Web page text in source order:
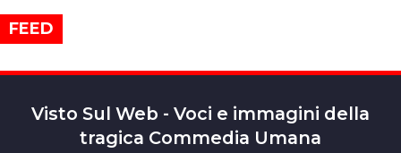
FEED
Visto Sul Web - Voci e immagini della
tragica Commedia Umana